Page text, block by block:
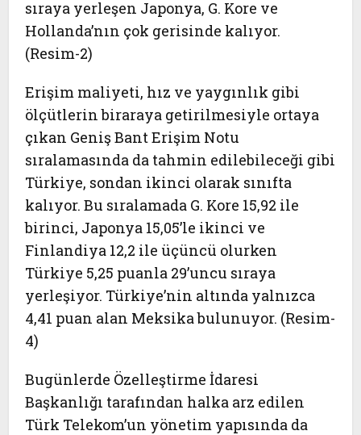
sıraya yerleşen Japonya, G. Kore ve
Hollanda’nın çok gerisinde kalıyor.
(Resim-2)
Erişim maliyeti, hız ve yaygınlık gibi
ölçütlerin biraraya getirilmesiyle ortaya
çıkan Geniş Bant Erişim Notu
sıralamasında da tahmin edilebileceği gibi
Türkiye, sondan ikinci olarak sınıfta
kalıyor. Bu sıralamada G. Kore 15,92 ile
birinci, Japonya 15,05’le ikinci ve
Finlandiya 12,2 ile üçüncü olurken
Türkiye 5,25 puanla 29’uncu sıraya
yerleşiyor. Türkiye’nin altında yalnızca
4,41 puan alan Meksika bulunuyor. (Resim-
4)
Bugünlerde Özelleştirme İdaresi
Başkanlığı tarafından halka arz edilen
Türk Telekom’un yönetim yapısında da